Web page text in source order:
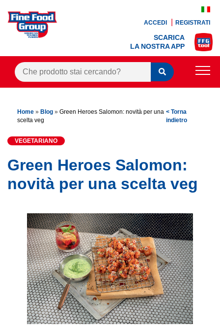
ACCEDI REGISTRATI
SCARICA
LA NOSTRA APP
BLOG
RICETTE
BONUS FEDELTÀ
OFFERTE
AREA AGENTI
Home » Blog » Green Heroes Salomon: novità per una
scelta veg
< Torna
indietro
VEGETARIANO
Green Heroes Salomon:
novità per una scelta veg